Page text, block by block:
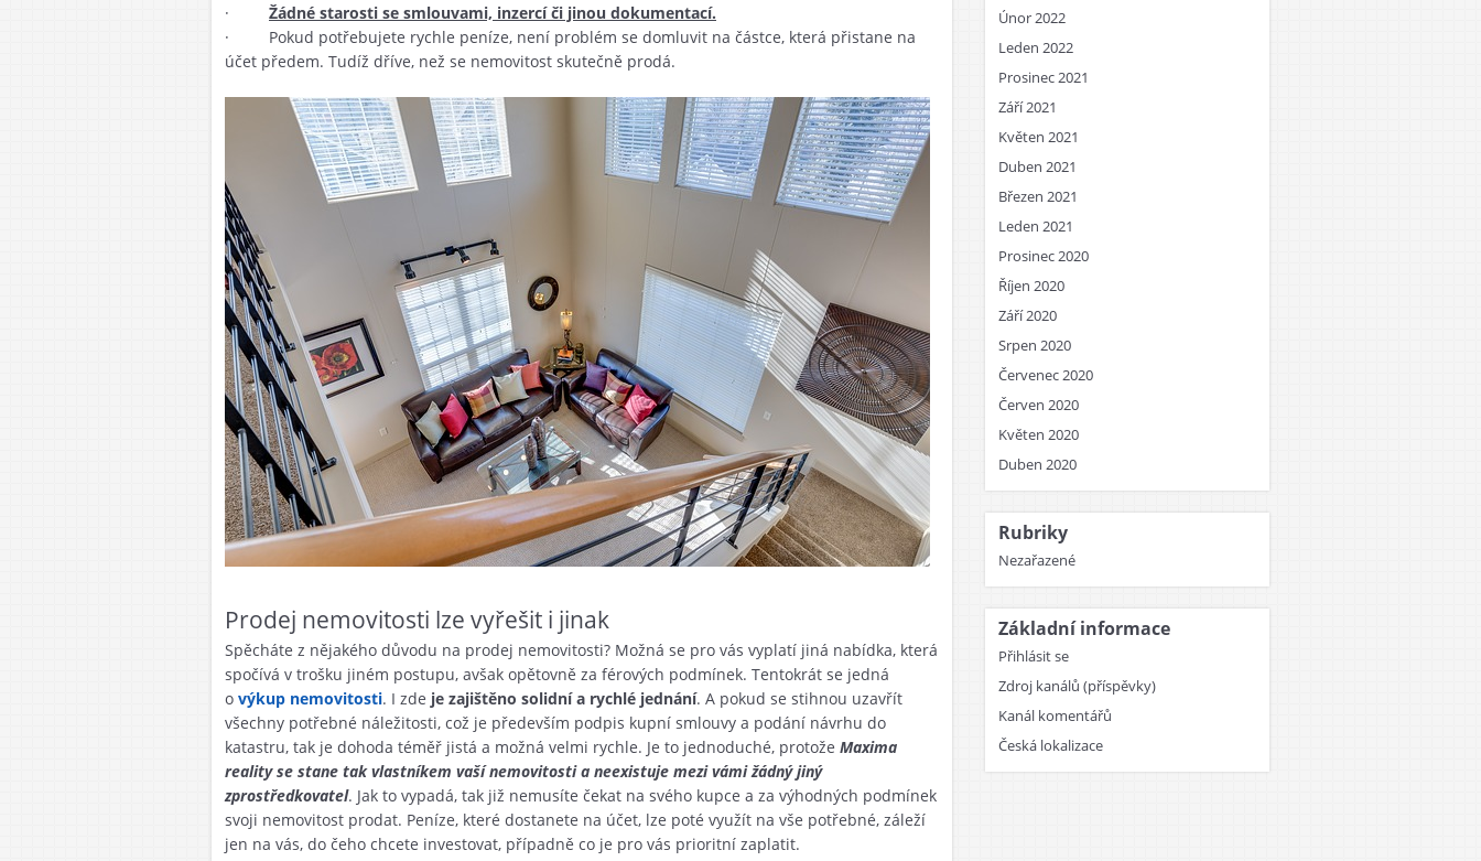
· Žádné starosti se smlouvami, inzercí či jinou dokumentací.
· Pokud potřebujete rychle peníze, není problém se domluvit na částce, která přistane na
účet předem. Tudíž dříve, než se nemovitost skutečně prodá.
Prodej nemovitosti lze vyřešit i jinak
Spěcháte z nějakého důvodu na prodej nemovitosti? Možná se pro vás vyplatí jiná nabídka, která
spočívá v trošku jiném postupu, avšak opětovně za férových podmínek. Tentokrát se jedná
o výkup nemovitosti. I zde je zajištěno solidní a rychlé jednání. A pokud se stihnou uzavřít
všechny potřebné náležitosti, což je především podpis kupní smlouvy a podání návrhu do
katastru, tak je dohoda téměř jistá a možná velmi rychle. Je to jednoduché, protože Maxima
reality se stane tak vlastníkem vaší nemovitosti a neexistuje mezi vámi žádný jiný
zprostředkovatel. Jak to vypadá, tak již nemusíte čekat na svého kupce a za výhodných podmínek
svoji nemovitost prodat. Peníze, které dostanete na účet, lze poté využít na vše potřebné, záleží
jen na vás, do čeho chcete investovat, případně co je pro vás prioritní zaplatit.
Únor 2022
Leden 2022
Prosinec 2021
Září 2021
Květen 2021
Duben 2021
Březen 2021
Leden 2021
Prosinec 2020
Říjen 2020
Září 2020
Srpen 2020
Červenec 2020
Červen 2020
Květen 2020
Duben 2020
Rubriky
Nezařazené
Základní informace
Přihlásit se
Zdroj kanálů (příspěvky)
Kanál komentářů
Česká lokalizace